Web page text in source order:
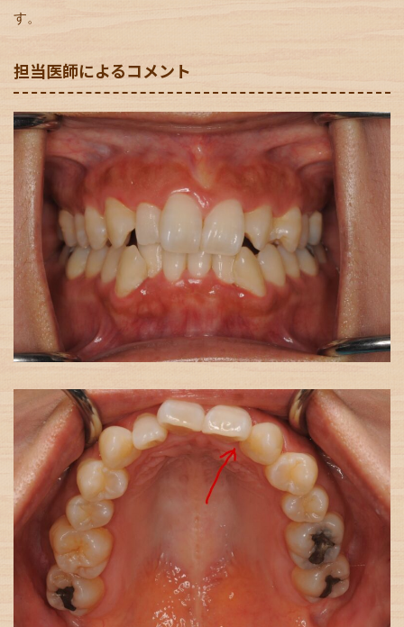
す。
担当医師によるコメント